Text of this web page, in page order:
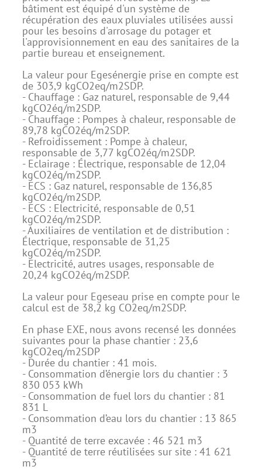
bâtiment est équipé d'un système de
récupération des eaux pluviales utilisées aussi
pour les besoins d'arrosage du potager et
l'approvisionnement en eau des sanitaires de la
partie bureau et enseignement.
La valeur pour Egesénergie prise en compte est
de 303,9 kgCO2eq/m2SDP.
- Chauffage : Gaz naturel, responsable de 9,44
kgCO2éq/m2SDP.
- Chauffage : Pompes à chaleur, responsable de
89,78 kgCO2éq/m2SDP.
- Refroidissement : Pompe à chaleur,
responsable de 3,77 kgCO2éq/m2SDP.
- Eclairage : Électrique, responsable de 12,04
kgCO2éq/m2SDP.
- ECS : Gaz naturel, responsable de 136,85
kgCO2éq/m2SDP.
- ECS : Electricité, responsable de 0,51
kgCO2éq/m2SDP.
- Auxiliaires de ventilation et de distribution :
Électrique, responsable de 31,25
kgCO2éq/m2SDP.
- Electricité, autres usages, responsable de
20,24 kgCO2éq/m2SDP.
La valeur pour Egeseau prise en compte pour le
calcul est de 38,2 kg CO2eq/m2SDP.
En phase EXE, nous avons recensé les données
suivantes pour la phase chantier : 23,6
kgCO2eq/m2SDP
- Durée du chantier : 41 mois.
- Consommation d’énergie lors du chantier : 3
830 053 kWh
- Consommation de fuel lors du chantier : 81
831 L
- Consommation d’eau lors du chantier : 13 865
m3
- Quantité de terre excavée : 46 521 m3
- Quantité de terre réutilisées sur site : 41 621
m3